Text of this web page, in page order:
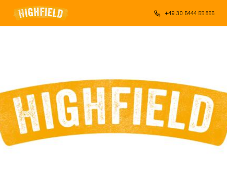
+49 30 5444 55 855